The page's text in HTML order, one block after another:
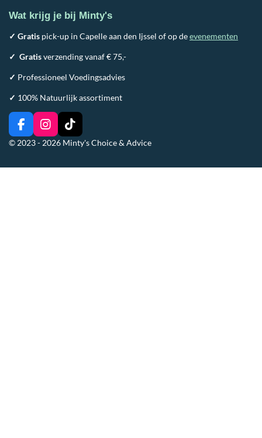
Wat krijg je bij Minty's
✓ Gratis pick-up in Capelle aan den Ijssel of op deevenementen
✓ Gratisverzending vanaf € 75,-
✓ Professioneel Voedingsadvies
✓ 100% Natuurlijk assortiment
F
a
I
n
T
i
© 2023 - 2026 Minty's Choice & Advice